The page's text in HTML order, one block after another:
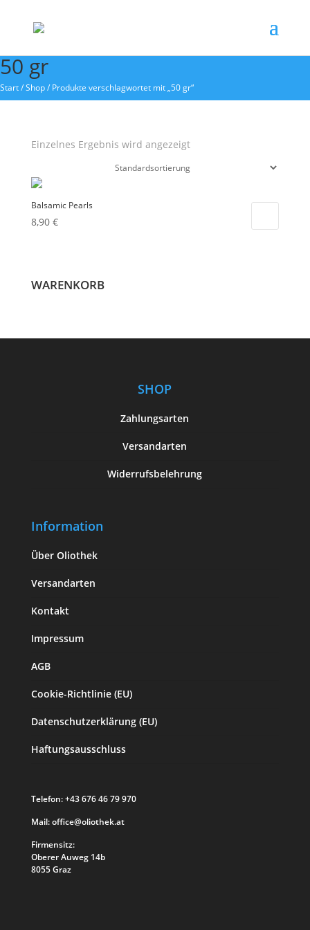
50 gr
Start/Shop/ Produkte verschlagwortet mit „50 gr“
Einzelnes Ergebnis wird angezeigt
Balsamic Pearls
8,90 €
WARENKORB
SHOP
Zahlungsarten
Versandarten
Widerrufsbelehrung
Information
Über Oliothek
Versandarten
Kontakt
Impressum
AGB
Cookie-Richtlinie (EU)
Datenschutzerklärung (EU)
Haftungsausschluss
Telefon:+43 676 46 79 970
Mail:office@oliothek.at
Firmensitz:
Oberer Auweg 14b
8055 Graz